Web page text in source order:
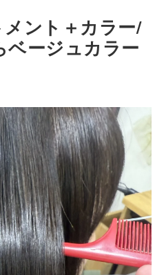
ント＋カラー/
ージュカラー